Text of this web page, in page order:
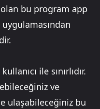
olan bu program app
ile sınırlıdır.
ve
ulaşabileceğiniz bu